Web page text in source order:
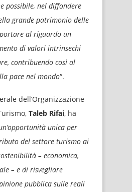
possibile, nel diffondere
grande patrimonio delle
al riguardo un
di valori intrinsechi
contribuendo così al
pace nel mondo“.
dell’Organizzazione
Taleb Rifai, ha
unica per
del settore turismo ai
– economica,
– e di risvegliare
pubblica sulle reali